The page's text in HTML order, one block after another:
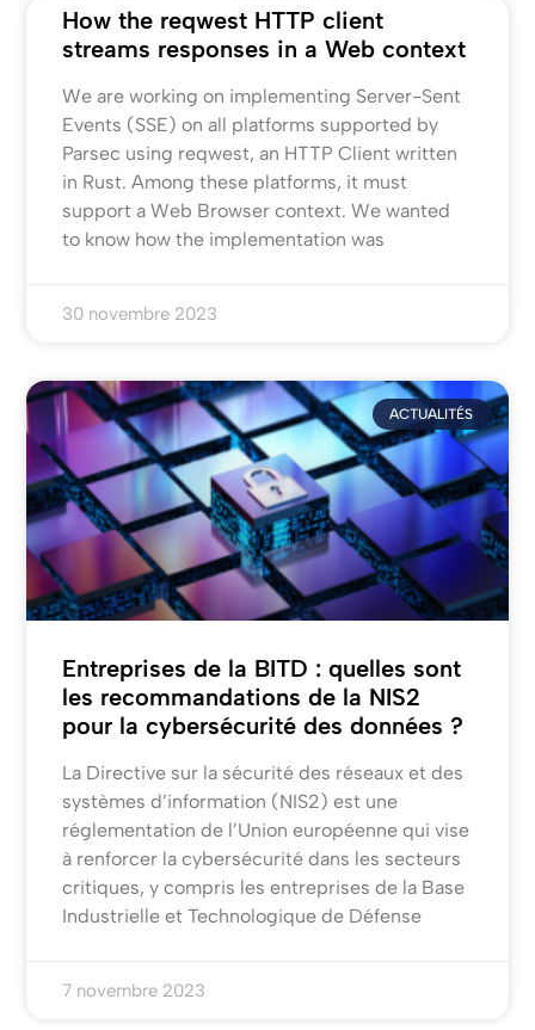
How the reqwest HTTP client
streams responses in a Web context
We are working on implementing Server-Sent
Events (SSE) on all platforms supported by
Parsec using reqwest, an HTTP Client written
in Rust. Among these platforms, it must
support a Web Browser context. We wanted
to know how the implementation was
30 novembre 2023
ACTUALITÉS
Entreprises de la BITD : quelles sont
les recommandations de la NIS2
pour la cybersécurité des données ?
La Directive sur la sécurité des réseaux et des
systèmes d’information (NIS2) est une
réglementation de l’Union européenne qui vise
à renforcer la cybersécurité dans les secteurs
critiques, y compris les entreprises de la Base
Industrielle et Technologique de Défense
7 novembre 2023